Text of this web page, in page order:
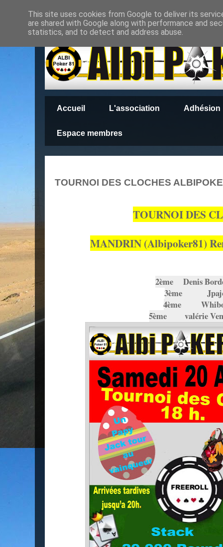
Accueil L'association Adhésion
Espace membres
TOURNOI DES CLOCHES
TOURNOI DES
MANDRIN (Albipoker81)
2ème Denis
3ème
4ème
5ème valérie
This site uses cookies from Google to deliver its
are shared with Google along with performance and
statistics, and to detect and address abuse.